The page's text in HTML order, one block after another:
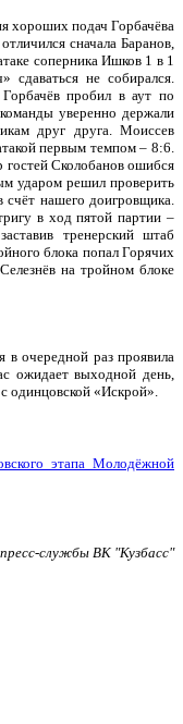
хороших подач Горбачёва
сначала Баранов,
соперника Ишков 1 в 1
сдаваться не собирался.
пробил в аут по
уверенно держали
друг друга. Моиссев
первым темпом – 8:6.
гостей Сколобанов ошибся
ударом решил проверить
счёт нашего доигровщика.
в ход пятой партии –
тренерский штаб
блока попал Горячих
на тройном блоке
очередной раз проявила
ожидает выходной день,
одинцовской «Искрой».
этапа Молодёжной
службы ВК "Кузбасс"